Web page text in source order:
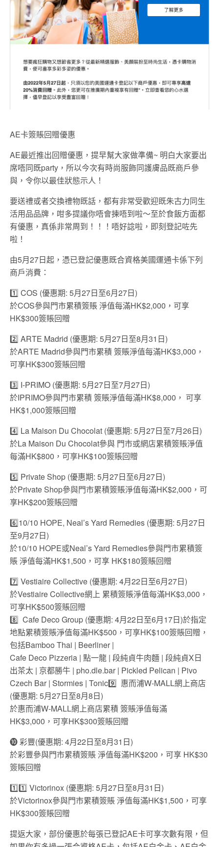
AE卡簽賬回贈優惠
AE最近推出回贈優惠，提早幫大家做準備~ 明白大家要出
席唔同既party，所以今次有時尚服飾同護膚品既商戶參
與，令你以最佳狀態示人！
要送禮或者交換禮物既話，都有非常受歡迎既朱古力同生
活用品品牌，咁多提議你唔會揀唔到啦～至於食飯方面都
有優惠，真係非常周到！！！唔好諗啦，即刻登記咗先
啦！
由5月27日起，憑已登記優惠既合資格美國運通卡係下列
商戶消費：
1️⃣ COS (優惠期: 5月27日至6月27日)
於COS參與門市累積簽賬 淨值每滿HK$2,000，可享
HK$300簽賬回贈
2️⃣ ARTE Madrid (優惠期: 5月27日至8月31日)
於ARTE Madrid參與門市累積 簽賬淨值每滿HK$3,000，
可享HK$300簽賬回贈
3️⃣ I-PRIMO (優惠期: 5月27日至7月27日)
於IPRIMO參與門市累積 簽賬淨值每滿HK$8,000， 可享
HK$1,000簽賬回贈
4️⃣ La Maison Du Chocolat (優惠期: 5月27日至7月26日)
於La Maison Du Chocolat參與 門市或網店累積簽賬淨值
每滿HK$800，可享HK$100簽賬回贈
5️⃣ Private Shop (優惠期: 5月27日至6月27日)
於Private Shop參與門市累積簽賬淨值每滿HK$2,000，可
享HK$200簽賬回贈
6️⃣10/10 HOPE, Neal’s Yard Remedies (優惠期: 5月27日
至9月27日)
於10/10 HOPE或Neal’s Yard Remedies參與門市累積簽
賬 淨值每滿HK$1,500，可享 HK$180簽賬回贈
7️⃣ Vestiaire Collective (優惠期: 4月22日至6月27日)
於Vestiaire Collective網上 累積簽賬淨值每滿HK$3,000，
可享HK$500簽賬回贈
8️⃣ Cafe Deco Group (優惠期: 4月22日至6月17日)於指定
地點累積簽賬淨值每滿HK$500，可享HK$100簽賬回贈，
包括Bamboo Thai | Beerliner |
Cafe Deco Pizzeria | 點一龍 | 段純貞牛肉麵 | 段純貞X日
出茶太 | 京都勝牛 | pho.dle.bar | Pickled Pelican | Pivo
Czech Bar | Stormies | Tonic9️⃣ 惠而浦W-MALL網上商店
(優惠期: 5月27日至8月8日)
於惠而浦W-MALL網上商店累積 簽賬淨值每滿
HK$3,000，可享HK$300簽賬回贈
❿ 彩豐(優惠期: 4月22日至8月31日)
於彩豐參與門市累積簽賬 淨值每滿HK$200，可享 HK$30
簽賬回贈
1️⃣1️⃣ Victorinox (優惠期: 5月27日至8月31日)
於Victorinox參與門市累積簽賬 淨值每滿HK$1,500，可享
HK$300簽賬回贈
提返大家，部份優惠於每張已登記AE卡可享次數有限，但